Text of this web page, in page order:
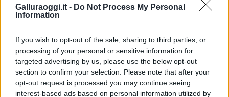
Galluraoggi.it - Do Not Process My Personal
Information
If you wish to opt-out of the sale, sharing to third parties, or
processing of your personal or sensitive information for
targeted advertising by us, please use the below opt-out
section to confirm your selection. Please note that after your
opt-out request is processed you may continue seeing
interest-based ads based on personal information utilized by
sezioneLogin dal menù del sito o
cliccando
TEMI: Istat Matrimoni
Matrimoni Gallura
Matrimoni Istat
Matrimoni Olbia Notizie Gallura